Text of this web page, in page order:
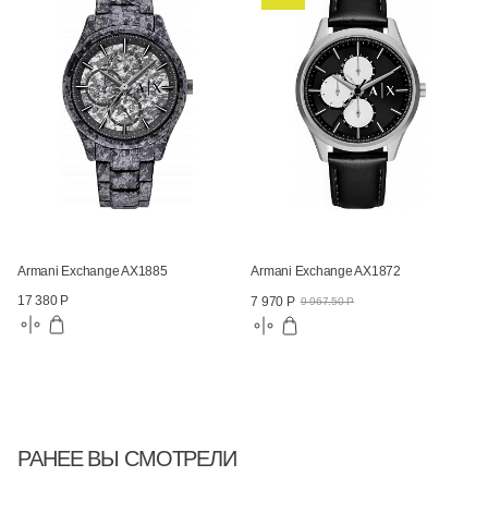
Armani Exchange AX1885
17 380 Р
Armani Exchange AX1872
7 970 Р 9 967.50 Р
РАНЕЕ ВЫ СМОТРЕЛИ